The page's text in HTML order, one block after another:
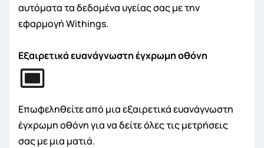
αυτόματα τα δεδομένα υγείας σας με την
εφαρμογή Withings.
Εξαιρετικά ευανάγνωστη έγχρωμη οθόνη
Επωφεληθείτε από μια εξαιρετικά ευανάγνωστη
έγχρωμη οθόνη για να δείτε όλες τις μετρήσεις
σας με μια ματιά.